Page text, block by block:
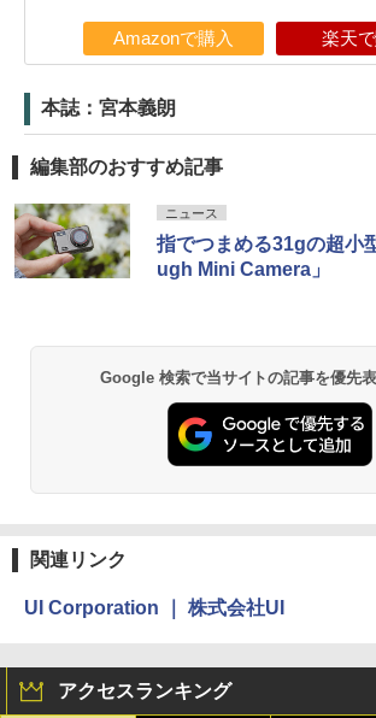
Amazonで購入 楽天
本誌：宮本義朗
編集部のおすすめ記事
ニュース
指でつまめる31gの超小
ugh Mini Camera」
Google 検索で当サイトの記事を優先
関連リンク
UI Corporation ｜ 株式会社UI
アクセスランキング